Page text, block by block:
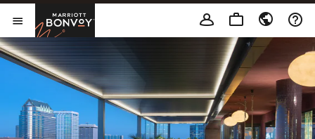
Skip to Content